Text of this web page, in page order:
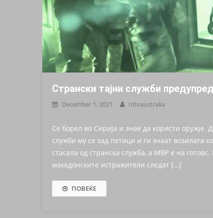
Странски тајни служби
December 1, 2021 Intvaustralia
Се борел во Сирија и знае да користи
служби му се зад петици и ги знаат возилата
стасала од странска служба, а МВР е на
македонските истражители следат […]
ПОВЕЌЕ